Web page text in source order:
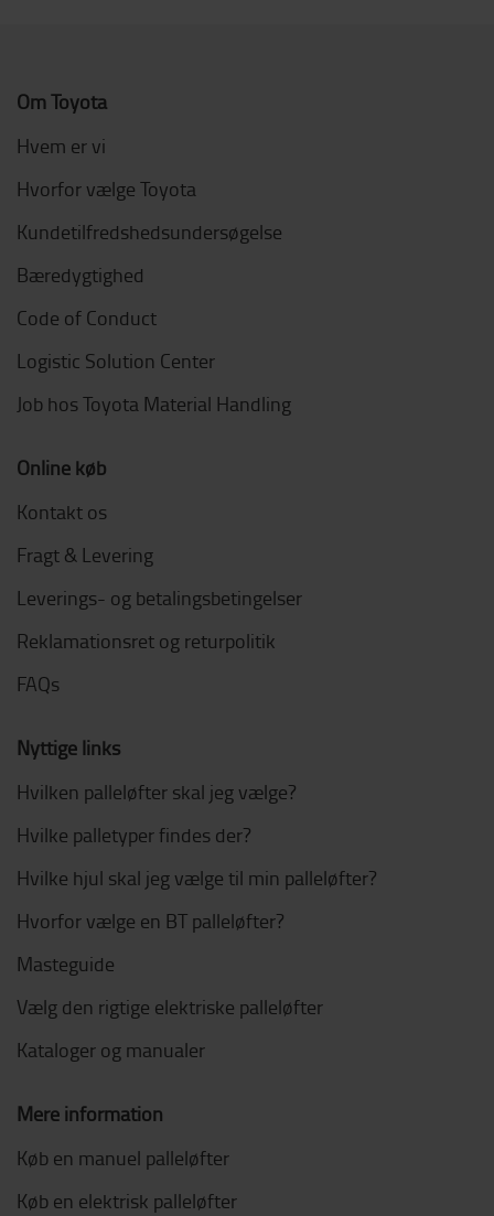
Om Toyota
Hvem er vi
Hvorfor vælge Toyota
Kundetilfredshedsundersøgelse
Bæredygtighed
Code of Conduct
Logistic Solution Center
Job hos Toyota Material Handling
Online køb
Kontakt os
Fragt & Levering
Leverings- og betalingsbetingelser
Reklamationsret og returpolitik
FAQs
Nyttige links
Hvilken palleløfter skal jeg vælge?
Hvilke palletyper findes der?
Hvilke hjul skal jeg vælge til min palleløfter?
Hvorfor vælge en BT palleløfter?
Masteguide
Vælg den rigtige elektriske palleløfter
Kataloger og manualer
Mere information
Køb en manuel palleløfter
Køb en elektrisk palleløfter